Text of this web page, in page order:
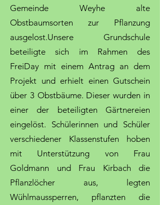
Gemeinde Weyhe alte
Obstbaumsorten zur Pflanzung
ausgelost.Unsere Grundschule
beteiligte sich im Rahmen des
FreiDay mit einem Antrag an dem
Projekt und erhielt einen Gutschein
über 3 Obstbäume. Dieser wurden in
einer der beteiligten Gärtnereien
eingelöst. Schülerinnen und Schüler
verschiedener Klassenstufen hoben
mit Unterstützung von Frau
Goldmann und Frau Kirbach die
Pflanzlöcher aus, legten
Wühlmaussperren, pflanzten die